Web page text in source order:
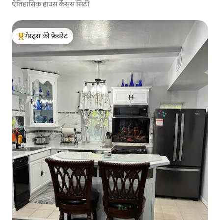
ऐतिहासिक हाउस कैंसस सिटी
गेस्ट्स का टॉप फ़ेवरेट
गेस्ट्स की फ़ेवरेट